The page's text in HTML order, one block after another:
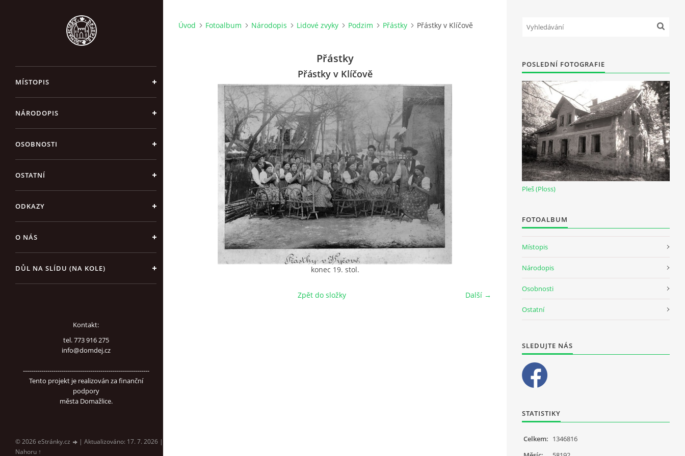
MÍSTOPIS
NÁRODOPIS
OSOBNOSTI
OSTATNÍ
ODKAZY
O NÁS
DŮL NA SLÍDU (NA KOLE)
Kontakt:
tel. 773 916 275
info@domdej.cz
--------------------------------------------------------------
Tento projekt je realizován za finanční
podpory
města Domažlice.
© 2026 eStránky.cz | Aktualizováno: 17. 7. 2026 |
Nahoru ↑
Úvod Fotoalbum Národopis Lidové zvyky Podzim Přástky Přástky v Klíčově
Přástky
Přástky v Klíčově
konec 19. stol.
Další →
Zpět do složky
POSLEDNÍ FOTOGRAFIE
Pleš (Ploss)
FOTOALBUM
Místopis
Národopis
Osobnosti
Ostatní
SLEDUJTE NÁS
STATISTIKY
Celkem: 1346816